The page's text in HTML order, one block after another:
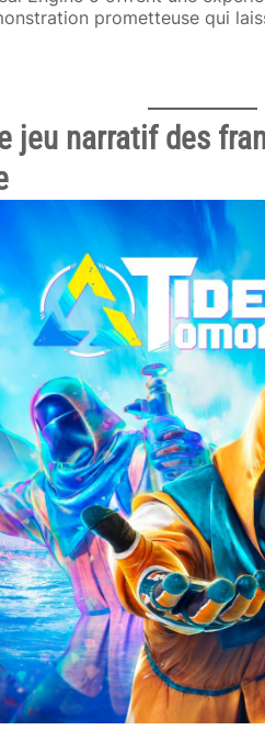
prometteuse qui
jeu narratif des